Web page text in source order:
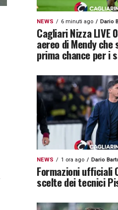
NEWS 6 minuti ago Dario
Cagliari Nizza LIVE
aereo di Mendy
prima chance per i
NEWS 1 ora ago Dario
Formazioni ufficiali
scelte dei tecnici